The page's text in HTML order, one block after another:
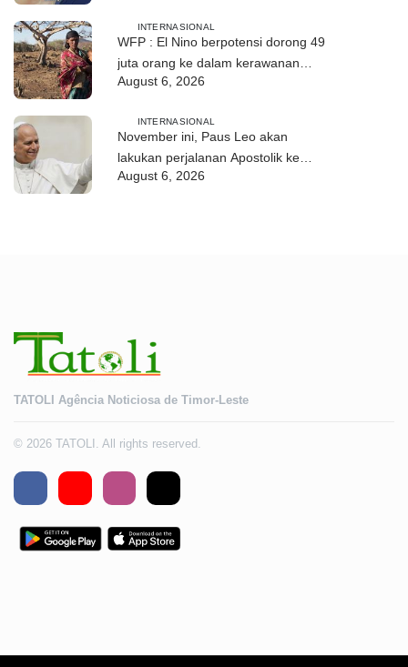
INTERNASIONAL
WFP : El Nino berpotensi dorong 49
juta orang ke dalam kerawanan
pangan akut
August 6, 2026
INTERNASIONAL
November ini, Paus Leo akan
lakukan perjalanan Apostolik ke
Uruguay, Argentina, dan Peru
August 6, 2026
TATOLI Agência Noticiosa de Timor-Leste
© 2026 TATOLI. All rights reserved.